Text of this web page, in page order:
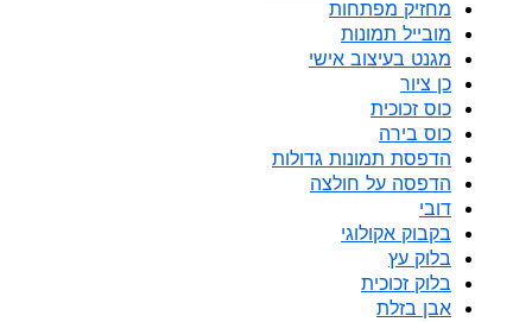
מחזיק מפתחות
מובייל תמונות
מגנט בעיצוב אישי
כן ציור
כוס זכוכית
כוס בירה
הדפסת תמונות גדולות
הדפסה על חולצה
דובי
בקבוק אקולוגי
בלוק עץ
בלוק זכוכית
אבן בזלת